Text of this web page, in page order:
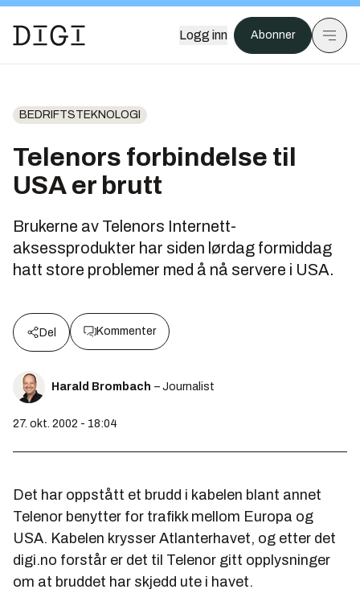
Logg inn Abonner
BEDRIFTSTEKNOLOGI
Telenors forbindelse til
USA er brutt
Brukerne av Telenors Internett-
aksessprodukter har siden lørdag formiddag
hatt store problemer med å nå servere i USA.
Del Kommenter
Harald Brombach – Journalist
27. okt. 2002 - 18:04
Det har oppstått et brudd i kabelen blant annet
Telenor benytter for trafikk mellom Europa og
USA. Kabelen krysser Atlanterhavet, og etter det
digi.no forstår er det til Telenor gitt opplysninger
om at bruddet har skjedd ute i havet.